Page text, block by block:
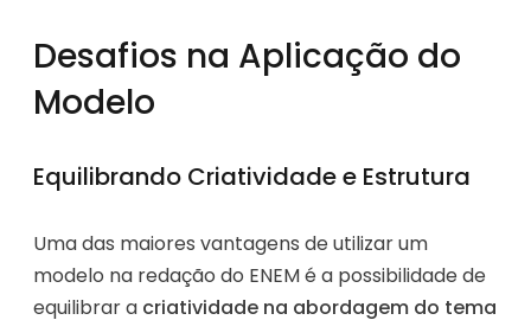
Desafios na Aplicação do
Modelo
Equilibrando Criatividade e Estrutura
Uma das maiores vantagens de utilizar um
modelo na redação do ENEM é a possibilidade de
equilibrar a criatividade na abordagem do tema